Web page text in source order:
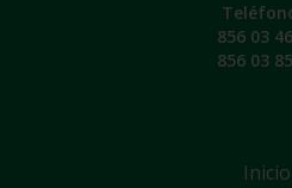
856 03
856 03
Inicio